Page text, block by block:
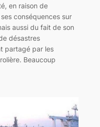
en raison de
conséquences sur
aussi du fait de son
désastres
partagé par les
Beaucoup